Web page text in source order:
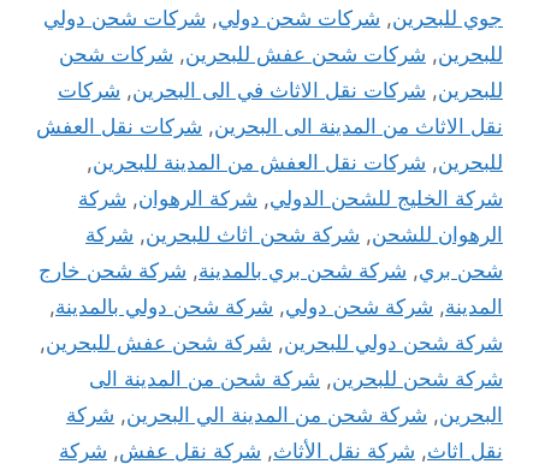
جوي للبحرين, شركات شحن دولي, شركات شحن دولي
للبحرين, شركات شحن عفش للبحرين, شركات شحن
للبحرين, شركات نقل الاثاث في الى البحرين, شركات
نقل الاثاث من المدينة الى البحرين, شركات نقل العفش
للبحرين, شركات نقل العفش من المدينة للبحرين,
شركة الخليج للشحن الدولي, شركة الرهوان, شركة
الرهوان للشحن, شركة شحن اثاث للبحرين, شركة
شحن بري, شركة شحن بري بالمدينة, شركة شحن خارج
المدينة, شركة شحن دولي, شركة شحن دولي بالمدينة,
شركة شحن دولي للبحرين, شركة شحن عفش للبحرين,
شركة شحن للبحرين, شركة شحن من المدينة الى
البحرين, شركة شحن من المدينة الي البحرين, شركة
نقل اثاث, شركة نقل الأثاث, شركة نقل عفش, شركة